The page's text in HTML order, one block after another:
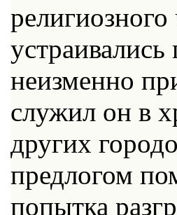
неизменно
служил он в
других
предлогом
попытка